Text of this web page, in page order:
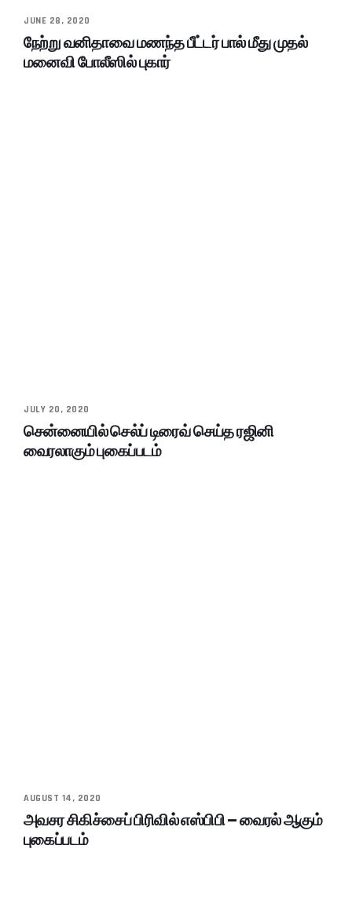
JUNE 28, 2020
நேற்று வனிதாவை மணந்த பீட்டர் பால் மீது முதல்
மனைவி போலீஸில் புகார்
JULY 20, 2020
சென்னையில் செல்ப் டிரைவ் செய்த ரஜினி
வைரலாகும் புகைப்படம்
AUGUST 14, 2020
அவசர சிகிச்சைப் பிரிவில் எஸ்பிபி – வைரல் ஆகும்
புகைப்படம்